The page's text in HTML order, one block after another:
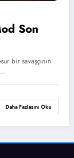
Son
bir savaşçının
Daha Fazlasını Oku